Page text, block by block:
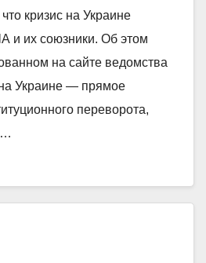
кризис на Украине
и их союзники. Об этом
на сайте ведомства
Украине — прямое
переворота,